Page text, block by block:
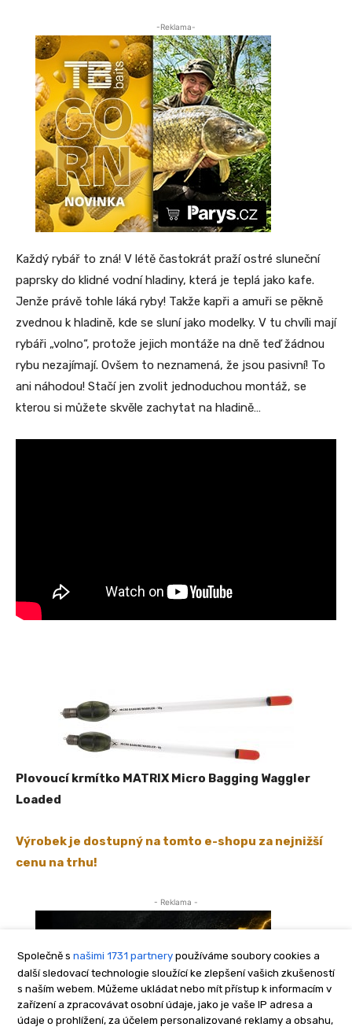
Společně s našimi 1731 partnery používáme soubory cookies a
další sledovací technologie sloužící ke zlepšení vašich zkušeností
s naším webem. Můžeme ukládat nebo mít přístup k informacím v
zařízení a zpracovávat osobní údaje, jako je vaše IP adresa a
údaje o prohlížení, za účelem personalizované reklamy a obsahu,